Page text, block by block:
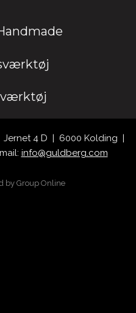
Jernet 4 D | 6000 Kolding |
info@guldberg.com
by Group Online